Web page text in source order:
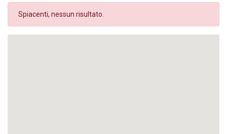
Spiacenti, nessun risultato.